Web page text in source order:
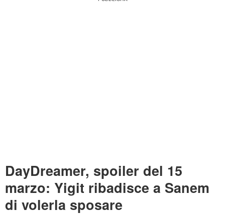
DayDreamer, spoiler del 15
marzo: Yigit ribadisce a Sanem
di volerla sposare